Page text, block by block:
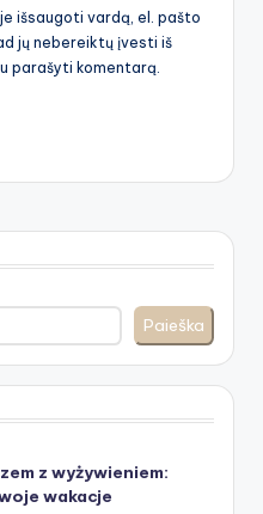
išsaugoti vardą, el. pašto
jų nebereiktų įvesti iš
parašyti komentarą.
Paieška
z wyżywieniem:
wakacje